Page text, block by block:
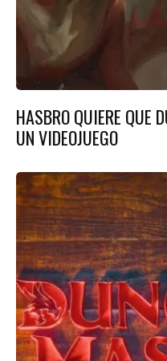
HASBRO QUIERE QUE
UN VIDEOJUEGO